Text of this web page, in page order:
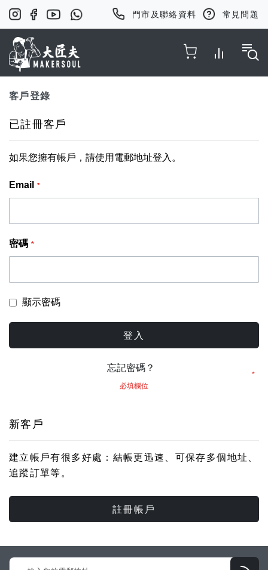
門市及聯絡資料 常見問題
客戶登錄
已註冊客戶
如果您擁有帳戶，請使用電郵地址登入。
Email
密碼
顯示密碼
登入
忘記密碼？
新客戶
建立帳戶有很多好處：結帳更迅速、可保存多個地址、
追蹤訂單等。
註冊帳戶
Sign